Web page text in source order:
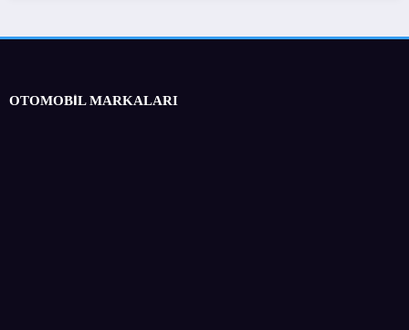
OTOMOBİL MARKALARI